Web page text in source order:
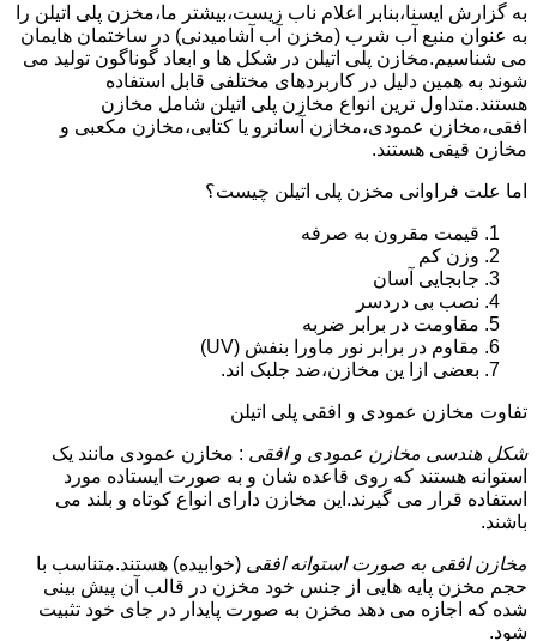
به گزارش ایسنا،بنابر اعلام ناب زیست،بیشتر ما،مخزن پلی اتیلن را
به عنوان منبع آب شرب (مخزن آب آشامیدنی) در ساختمان هایمان
می شناسیم.مخازن پلی اتیلن در شکل ها و ابعاد گوناگون تولید می
شوند به همین دلیل در کاربردهای مختلفی قابل استفاده
هستند.متداول ترین انواع مخازن پلی اتیلن شامل مخازن
افقی،مخازن عمودی،مخازن آسانرو یا کتابی،مخازن مکعبی و
مخازن قیفی هستند.
اما علت فراوانی مخزن پلی اتیلن چیست؟
قیمت مقرون به صرفه
وزن کم
جابجایی آسان
نصب بی دردسر
مقاومت در برابر ضربه
مقاوم در برابر نور ماورا بنفش (UV)
بعضی ازا ین مخازن،ضد جلبک اند.
تفاوت مخازن عمودی و افقی پلی اتیلن
شکل هندسی مخازن عمودی و افقی : مخازن عمودی مانند یک
استوانه هستند که روی قاعده شان و به صورت ایستاده مورد
استفاده قرار می گیرند.این مخازن دارای انواع کوتاه و بلند می
باشند.
مخازن افقی به صورت استوانه افقی (خوابیده) هستند.متناسب با
حجم مخزن پایه هایی از جنس خود مخزن در قالب آن پیش بینی
شده که اجازه می دهد مخزن به صورت پایدار در جای خود تثبیت
شود.